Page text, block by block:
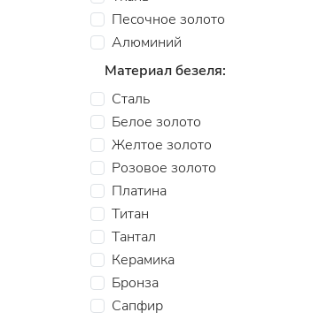
Песочное золото
Алюминий
Материал безеля:
Сталь
Белое золото
Желтое золото
Розовое золото
Платина
Титан
Тантал
Керамика
Бронза
Сапфир